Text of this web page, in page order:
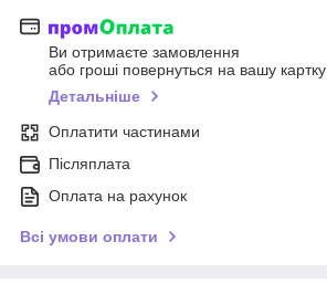
Ви отримаєте замовлення
або гроші повернуться на вашу картку
Детальніше
Оплатити частинами
Післяплата
Оплата на рахунок
Всі умови оплати